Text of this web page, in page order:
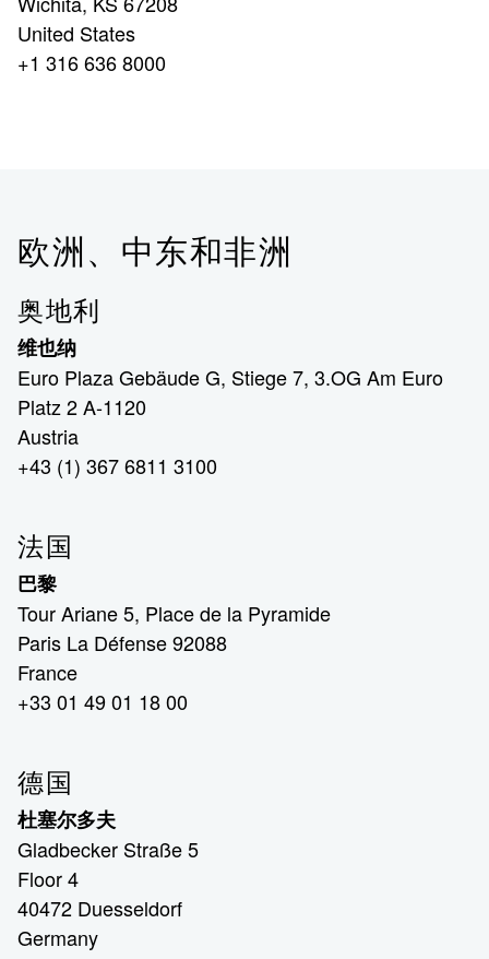
United States
+1 316 636 8000
欧洲、中东和非洲
奥地利
维也纳
Euro Plaza Gebäude G, Stiege 7, 3.OG Am Euro
Platz 2 A-1120
Austria
+43 (1) 367 6811 3100
法国
巴黎
Tour Ariane 5, Place de la Pyramide
Paris La Défense 92088
France
+33 01 49 01 18 00
德国
杜塞尔多夫
Gladbecker Straße 5
Floor 4
40472 Duesseldorf
Germany